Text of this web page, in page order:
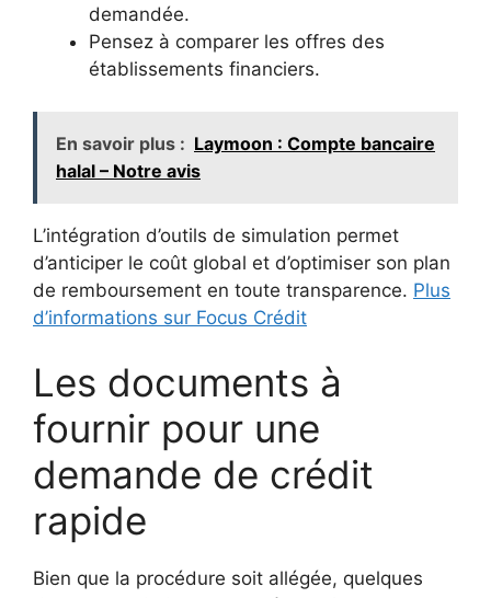
demandée.
Pensez à comparer les offres des
établissements financiers.
En savoir plus : Laymoon : Compte bancaire
halal – Notre avis
L’intégration d’outils de simulation permet
d’anticiper le coût global et d’optimiser son plan
de remboursement en toute transparence. Plus
d’informations sur Focus Crédit
Les documents à
fournir pour une
demande de crédit
rapide
Bien que la procédure soit allégée, quelques